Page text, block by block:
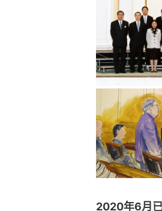
2020年6月